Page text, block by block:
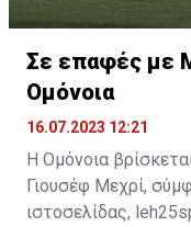
Σε επαφές με
Ομόνοια
16.07.2023 12:21
Η Ομόνοια
Γιουσέφ Μεχρί,
ιστοσελίδας,